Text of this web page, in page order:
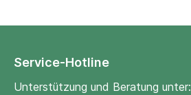
Service-Hotline
Unterstützung und Beratung unter: